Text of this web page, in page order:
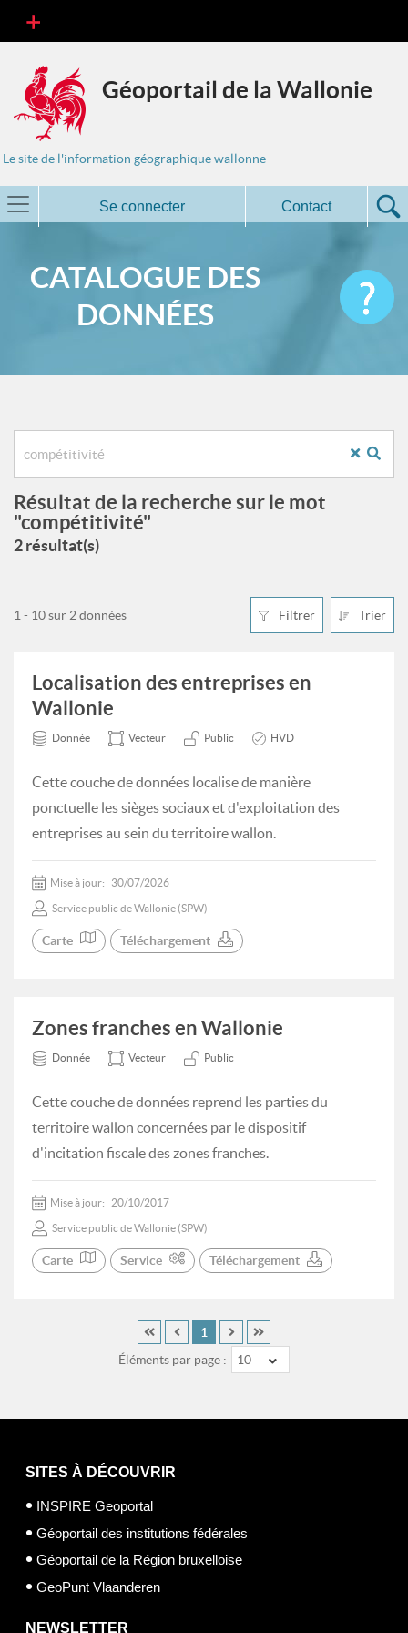
Géoportail de la Wallonie
Le site de l'information géographique wallonne
Se connecter Contact
CATALOGUE DES
DONNÉES
Résultat de la recherche sur le mot
"compétitivité"
2 résultat(s)
Filtrer Trier
1 - 10 sur 2 données
Localisation des entreprises en
Wallonie
Donnée Vecteur Public HVD
Cette couche de données localise de manière
ponctuelle les sièges sociaux et d'exploitation des
entreprises au sein du territoire wallon.
Mise à jour: 30/07/2026
Service public de Wallonie (SPW)
Carte Téléchargement
Zones franches en Wallonie
Donnée Vecteur Public
Cette couche de données reprend les parties du
territoire wallon concernées par le dispositif
d'incitation fiscale des zones franches.
Mise à jour: 20/10/2017
Service public de Wallonie (SPW)
Carte Service Téléchargement
Éléments par page : 10
1
SITES À DÉCOUVRIR
INSPIRE Geoportal
Géoportail des institutions fédérales
Géoportail de la Région bruxelloise
GeoPunt Vlaanderen
NEWSLETTER